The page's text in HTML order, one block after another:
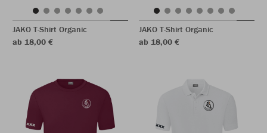
JAKO T-Shirt Organic
ab 18,00 €
JAKO T-Shirt Organic
ab 18,00 €